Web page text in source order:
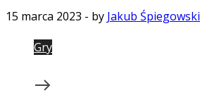
15 marca 2023 - by Jakub Śpiegowski
Gry